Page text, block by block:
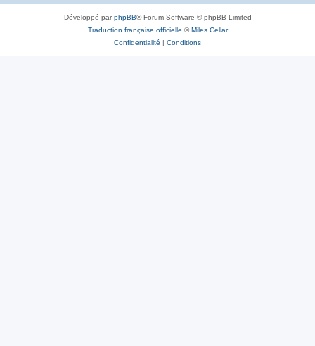
Développé parphpBB® Forum Software © phpBB Limited
Traduction française officielle ©Miles Cellar
Confidentialité | Conditions